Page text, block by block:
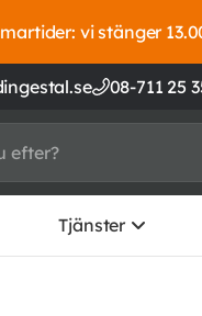
vi stänger
08-711 25
Tjänster